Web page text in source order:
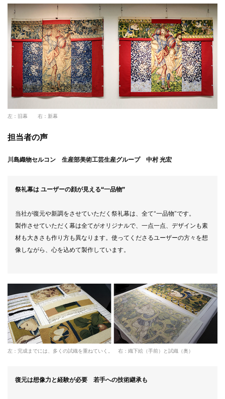
左：旧幕 右：新幕
担当者の声
川島織物セルコン 生産部美術工芸生産グループ 中村 光宏
祭礼幕は ユーザーの顔が見える“一品物”
当社が復元や新調をさせていただく祭礼幕は、全て“一品物”です。
製作させていただく幕は全てがオリジナルで、一点一点、デザインも素
材も大きさも作り方も異なります。使ってくださるユーザーの方々を想
像しながら、心を込めて製作しています。
左：完成までには、多くの試織を重ねていく。 右：織下絵（手前）と試織（奥）
復元は想像力と経験が必要 若手への技術継承も